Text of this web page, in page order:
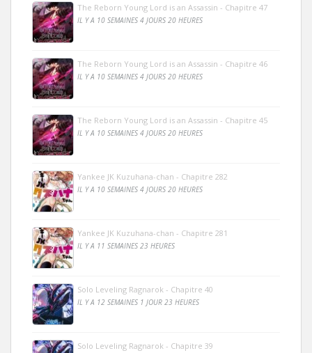
The Reborn Young Lord is an Assassin - Chapitre 47
IL Y A 10 SEMAINES 4 JOURS 20 HEURES
The Reborn Young Lord is an Assassin - Chapitre 46
IL Y A 10 SEMAINES 4 JOURS 20 HEURES
The Reborn Young Lord is an Assassin - Chapitre 45
IL Y A 10 SEMAINES 4 JOURS 20 HEURES
Yankee JK Kuzuhana-chan - Chapitre 282
IL Y A 10 SEMAINES 4 JOURS 20 HEURES
Yankee JK Kuzuhana-chan - Chapitre 281
IL Y A 11 SEMAINES 23 HEURES
Solo Leveling Ragnarok - Chapitre 40
IL Y A 12 SEMAINES 1 JOUR 23 HEURES
Solo Leveling Ragnarok - Chapitre 39